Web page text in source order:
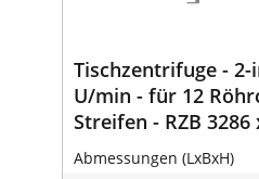
Tischzentrifuge - 2-
U/min - für 12
Streifen - RZB 3286
Abmessungen (LxBxH)